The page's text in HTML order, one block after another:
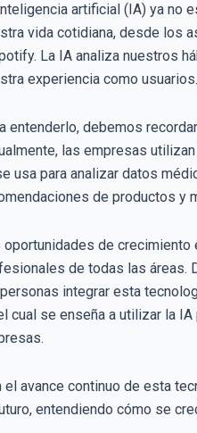
artificial (IA) ya no
vida cotidiana, desde los
La IA analiza nuestros
experiencia como
entenderlo, debemos
las empresas
usa para analizar datos
de productos y
oportunidades de crecimiento
de todas las áreas.
integrar esta
cual se enseña a utilizar la
el avance continuo de esta
entendiendo cómo se